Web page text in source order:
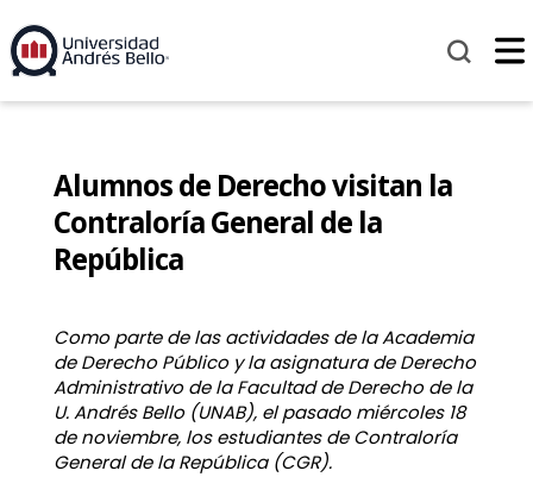
Alumnos de Derecho visitan la
Contraloría General de la
República
Como parte de las actividades de la Academia
de Derecho Público y la asignatura de Derecho
Administrativo de la Facultad de Derecho de la
U. Andrés Bello (UNAB), el pasado miércoles 18
de noviembre, los estudiantes de Contraloría
General de la República (CGR).